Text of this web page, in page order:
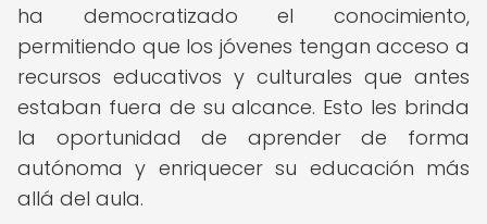
ha democratizado el conocimiento,
permitiendo que los jóvenes tengan acceso a
recursos educativos y culturales que antes
estaban fuera de su alcance. Esto les brinda
la oportunidad de aprender de forma
autónoma y enriquecer su educación más
allá del aula.